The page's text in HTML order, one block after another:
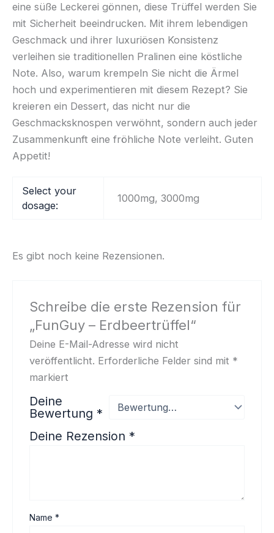
eine süße Leckerei gönnen, diese Trüffel werden Sie
mit Sicherheit beeindrucken. Mit ihrem lebendigen
Geschmack und ihrer luxuriösen Konsistenz
verleihen sie traditionellen Pralinen eine köstliche
Note. Also, warum krempeln Sie nicht die Ärmel
hoch und experimentieren mit diesem Rezept? Sie
kreieren ein Dessert, das nicht nur die
Geschmacksknospen verwöhnt, sondern auch jeder
Zusammenkunft eine fröhliche Note verleiht. Guten
Appetit!
Select your
dosage:
1000mg, 3000mg
Es gibt noch keine Rezensionen.
Schreibe die erste Rezension für
„FunGuy – Erdbeertrüffel“
Deine E-Mail-Adresse wird nicht
veröffentlicht. Erforderliche Felder sind mit *
markiert
Deine
Bewertung *
Deine Rezension *
Name*